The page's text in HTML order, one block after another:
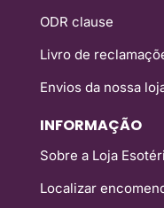
ODR clause
Livro de
Envios da nossa
INFORMAÇÃO
Sobre a Loja
Localizar